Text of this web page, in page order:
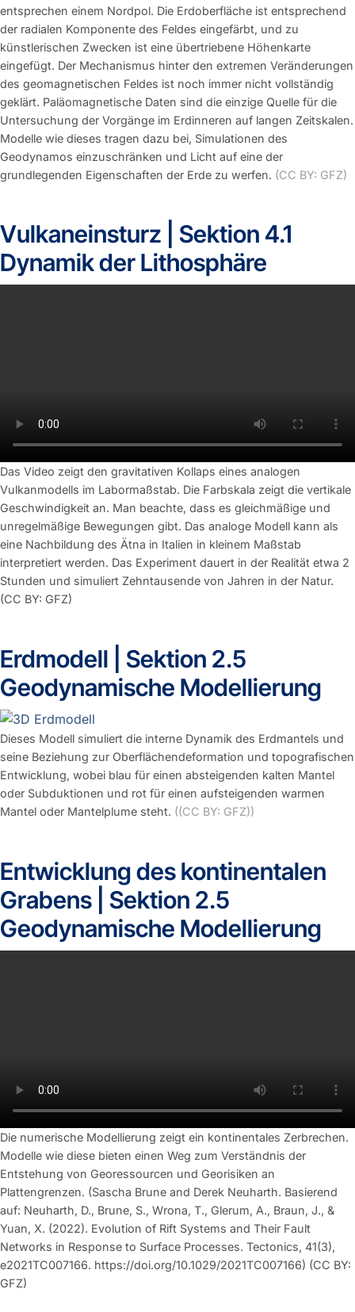
entsprechen einem Nordpol. Die Erdoberfläche ist entsprechend
der radialen Komponente des Feldes eingefärbt, und zu
künstlerischen Zwecken ist eine übertriebene Höhenkarte
eingefügt. Der Mechanismus hinter den extremen Veränderungen
des geomagnetischen Feldes ist noch immer nicht vollständig
geklärt. Paläomagnetische Daten sind die einzige Quelle für die
Untersuchung der Vorgänge im Erdinneren auf langen Zeitskalen.
Modelle wie dieses tragen dazu bei, Simulationen des
Geodynamos einzuschränken und Licht auf eine der
grundlegenden Eigenschaften der Erde zu werfen. (CC BY: GFZ)
Vulkaneinsturz | Sektion 4.1
Dynamik der Lithosphäre
Das Video zeigt den gravitativen Kollaps eines analogen
Vulkanmodells im Labormaßstab. Die Farbskala zeigt die vertikale
Geschwindigkeit an. Man beachte, dass es gleichmäßige und
unregelmäßige Bewegungen gibt. Das analoge Modell kann als
eine Nachbildung des Ätna in Italien in kleinem Maßstab
interpretiert werden. Das Experiment dauert in der Realität etwa 2
Stunden und simuliert Zehntausende von Jahren in der Natur.
(CC BY: GFZ)
Erdmodell | Sektion 2.5
Geodynamische Modellierung
Dieses Modell simuliert die interne Dynamik des Erdmantels und
seine Beziehung zur Oberflächendeformation und topografischen
Entwicklung, wobei blau für einen absteigenden kalten Mantel
oder Subduktionen und rot für einen aufsteigenden warmen
Mantel oder Mantelplume steht. ((CC BY: GFZ))
Entwicklung des kontinentalen
Grabens | Sektion 2.5
Geodynamische Modellierung
Die numerische Modellierung zeigt ein kontinentales Zerbrechen.
Modelle wie diese bieten einen Weg zum Verständnis der
Entstehung von Georessourcen und Georisiken an
Plattengrenzen. (Sascha Brune and Derek Neuharth. Basierend
auf: Neuharth, D., Brune, S., Wrona, T., Glerum, A., Braun, J., &
Yuan, X. (2022). Evolution of Rift Systems and Their Fault
Networks in Response to Surface Processes. Tectonics, 41(3),
e2021TC007166. https://doi.org/10.1029/2021TC007166) (CC BY:
GFZ)